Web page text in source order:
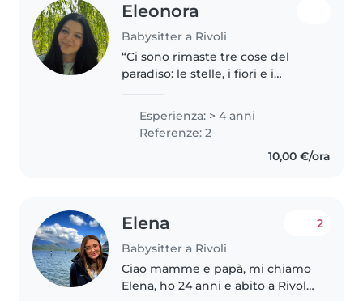
Eleonora
Babysitter a Rivoli
“Ci sono rimaste tre cose del
paradiso: le stelle, i fiori e i
papà! Sono Eleonora e sono una
professionista nella cura dei più
piccoli. Il mio lavoro è..
Esperienza: > 4 anni
Referenze: 2
10,00 €/ora
Elena
Babysitter a Rivoli
2
Ciao mamme e papà, mi chiamo
Elena, ho 24 anni e abito a Rivoli